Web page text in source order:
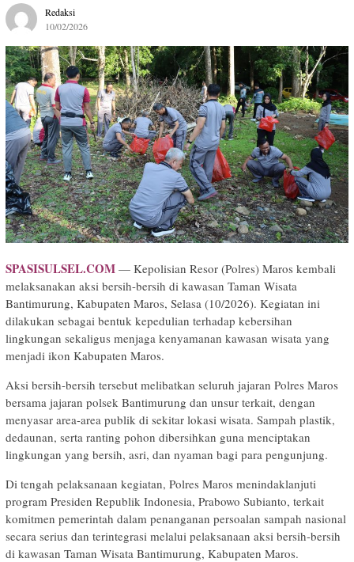
Redaksi
10/02/2026
SPASISULSEL.COM — Kepolisian Resor (Polres) Maros kembali
melaksanakan aksi bersih-bersih di kawasan Taman Wisata
Bantimurung, Kabupaten Maros, Selasa (10/2026). Kegiatan ini
dilakukan sebagai bentuk kepedulian terhadap kebersihan
lingkungan sekaligus menjaga kenyamanan kawasan wisata yang
menjadi ikon Kabupaten Maros.
Aksi bersih-bersih tersebut melibatkan seluruh jajaran Polres Maros
bersama jajaran polsek Bantimurung dan unsur terkait, dengan
menyasar area-area publik di sekitar lokasi wisata. Sampah plastik,
dedaunan, serta ranting pohon dibersihkan guna menciptakan
lingkungan yang bersih, asri, dan nyaman bagi para pengunjung.
Di tengah pelaksanaan kegiatan, Polres Maros menindaklanjuti
program Presiden Republik Indonesia, Prabowo Subianto, terkait
komitmen pemerintah dalam penanganan persoalan sampah nasional
secara serius dan terintegrasi melalui pelaksanaan aksi bersih-bersih
di kawasan Taman Wisata Bantimurung, Kabupaten Maros.